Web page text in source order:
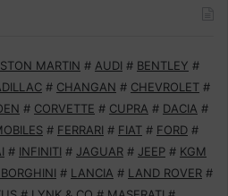
MARTIN # AUDI # BENTLEY #
# CHANGAN # CHEVROLET #
# CORVETTE # CUPRA # DACIA #
# FERRARI # FIAT # FORD #
# INFINITI # JAGUAR # JEEP # KGM
# LANCIA # LAND ROVER #